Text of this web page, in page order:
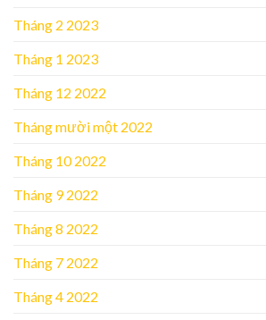
Tháng 2 2023
Tháng 1 2023
Tháng 12 2022
Tháng mười một 2022
Tháng 10 2022
Tháng 9 2022
Tháng 8 2022
Tháng 7 2022
Tháng 4 2022